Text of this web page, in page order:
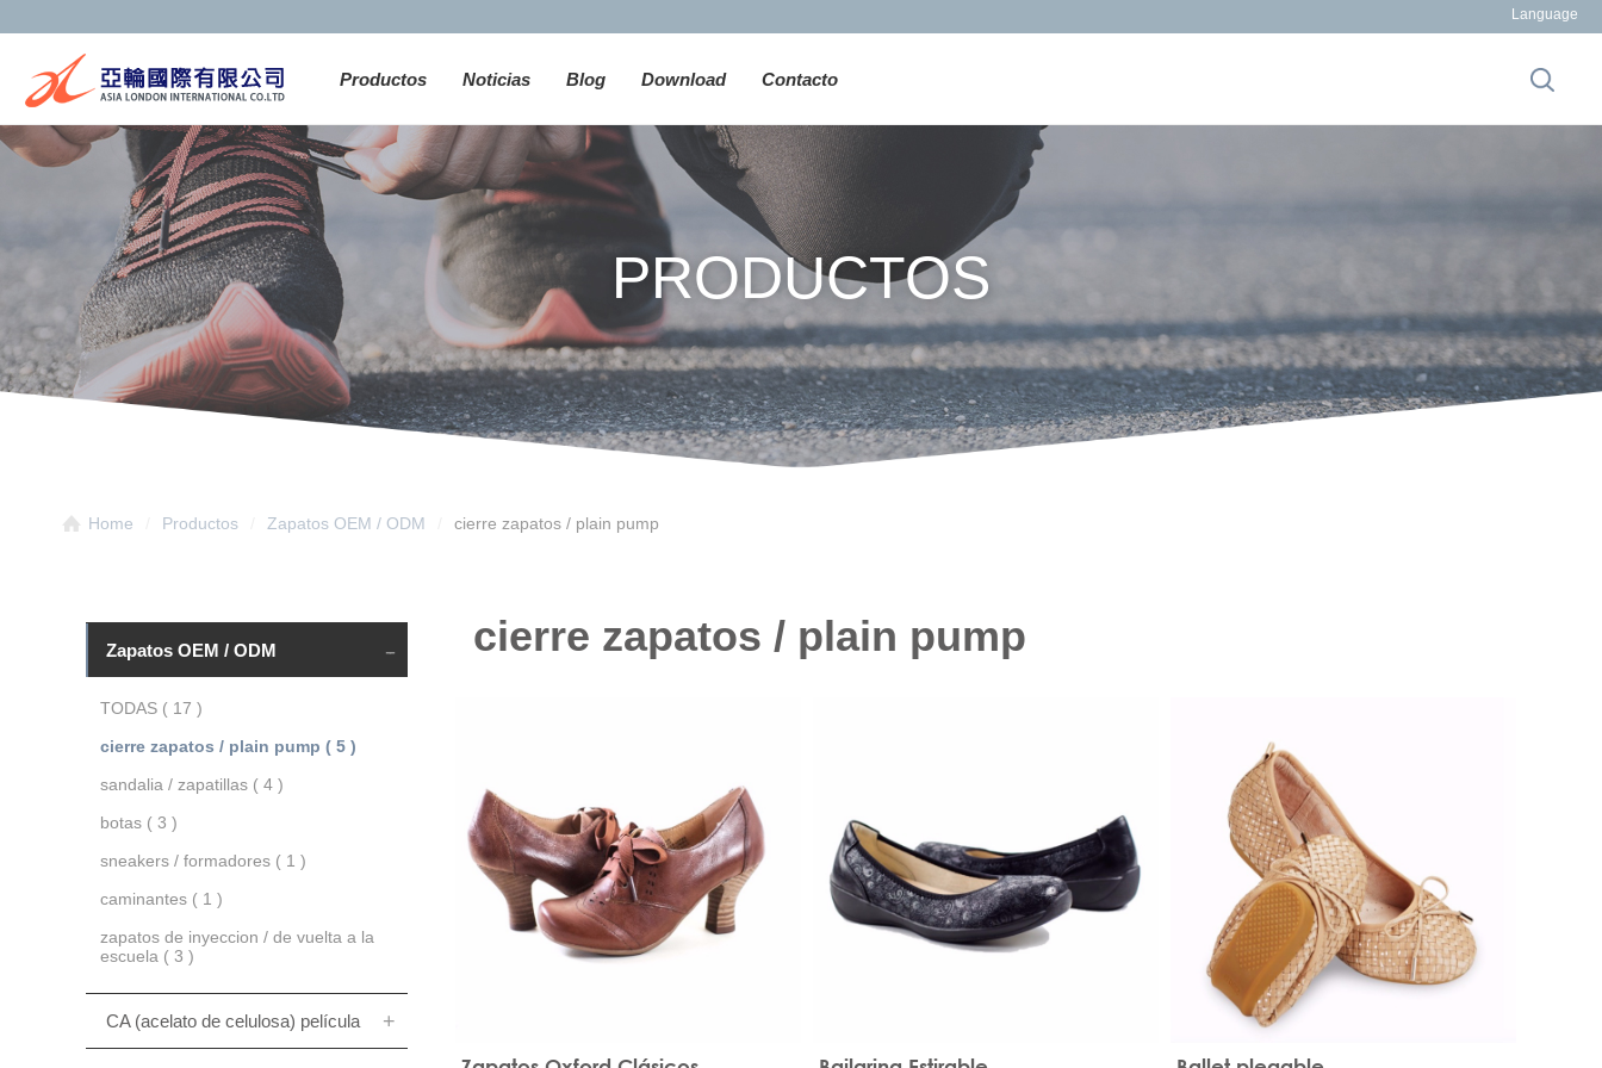
Productos Noticias Blog Download Contacto
Language
PRODUCTOS
Home Productos Zapatos OEM / ODM cierre zapatos / plain pump
Zapatos OEM / ODM
TODAS ( 17 )
cierre zapatos / plain pump ( 5 )
sandalia / zapatillas ( 4 )
botas ( 3 )
sneakers / formadores ( 1 )
caminantes ( 1 )
zapatos de inyeccion / de vuelta a la
escuela ( 3 )
CA (acelato de celulosa) película
cierre zapatos / plain pump